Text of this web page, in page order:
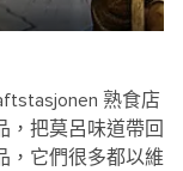
熟食店
，把莫呂味道帶回
，它們很多都以維